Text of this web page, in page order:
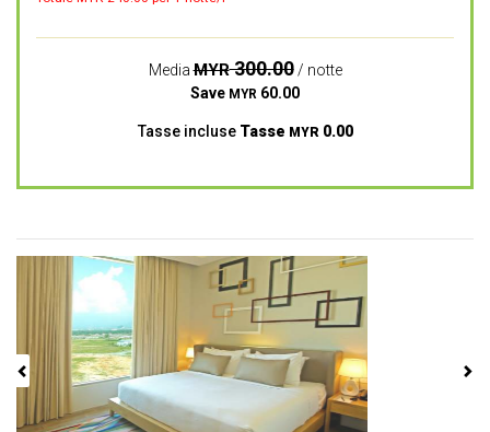
MediaMYR300.00/ notte
Save MYR 60.00
Tasse incluse Tasse MYR 0.00
Previous